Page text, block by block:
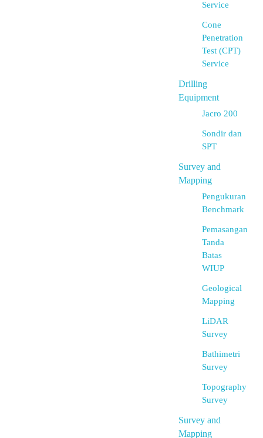
Service
Cone
Penetration
Test (CPT)
Service
Drilling
Equipment
Jacro 200
Sondir dan
SPT
Survey and
Mapping
Pengukuran
Benchmark
Pemasangan
Tanda
Batas
WIUP
Geological
Mapping
LiDAR
Survey
Bathimetri
Survey
Topography
Survey
Survey and
Mapping